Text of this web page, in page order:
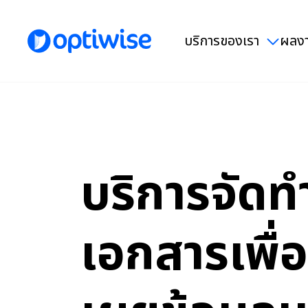
บริการของเรา ผล
บริการจัดท
เอกสารเพื่